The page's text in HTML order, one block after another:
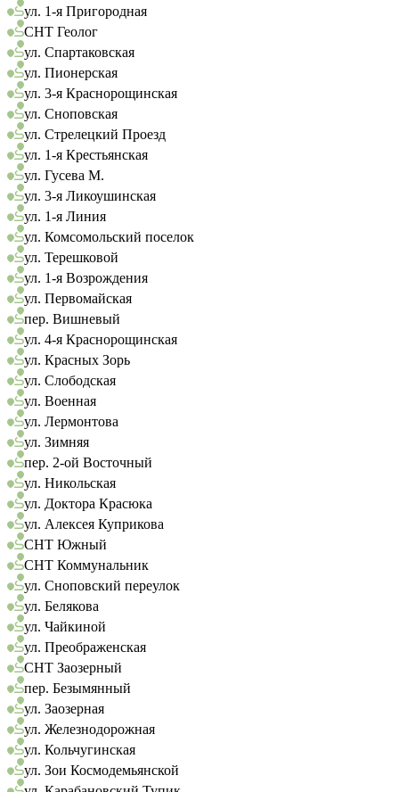
ул. 1-я Пригородная
СНТ Геолог
ул. Спартаковская
ул. Пионерская
ул. 3-я Краснорощинская
ул. Сноповская
ул. Стрелецкий Проезд
ул. 1-я Крестьянская
ул. Гусева М.
ул. 3-я Ликоушинская
ул. 1-я Линия
ул. Комсомольский поселок
ул. Терешковой
ул. 1-я Возрождения
ул. Первомайская
пер. Вишневый
ул. 4-я Краснорощинская
ул. Красных Зорь
ул. Слободская
ул. Военная
ул. Лермонтова
ул. Зимняя
пер. 2-ой Восточный
ул. Никольская
ул. Доктора Красюка
ул. Алексея Куприкова
СНТ Южный
СНТ Коммунальник
ул. Сноповский переулок
ул. Белякова
ул. Чайкиной
ул. Преображенская
СНТ Заозерный
пер. Безымянный
ул. Заозерная
ул. Железнодорожная
ул. Кольчугинская
ул. Зои Космодемьянской